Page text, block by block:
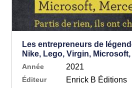
Les entrepreneurs de
Nike, Lego, Virgin,
Année 2021
Éditeur Enrick B Éditions